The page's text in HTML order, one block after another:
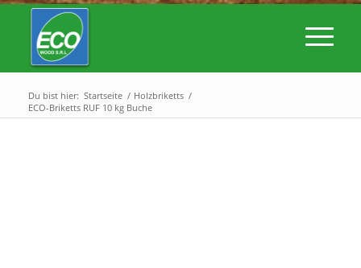
Du bist hier: Startseite / Holzbriketts /
ECO-Briketts RUF 10 kg Buche